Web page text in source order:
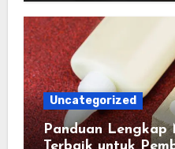
Uncategorized
Panduan Lengkap